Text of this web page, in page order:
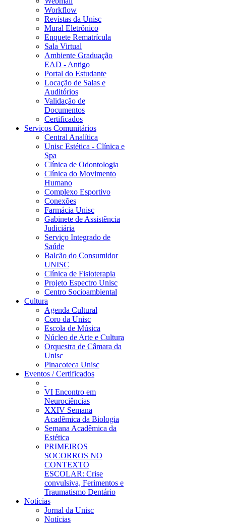
Workflow
Revistas da Unisc
Mural Eletrônico
Enquete Rematrícula
Sala Virtual
Ambiente Graduação
EAD - Antigo
Portal do Estudante
Locação de Salas e
Auditórios
Validação de
Documentos
Certificados
Serviços Comunitários
Central Analítica
Unisc Estética - Clínica e
Spa
Clínica de Odontologia
Clínica do Movimento
Humano
Complexo Esportivo
Conexões
Farmácia Unisc
Gabinete de Assistência
Judiciária
Serviço Integrado de
Saúde
Balcão do Consumidor
UNISC
Clínica de Fisioterapia
Projeto Espectro Unisc
Centro Socioambiental
Cultura
Agenda Cultural
Coro da Unisc
Escola de Música
Núcleo de Arte e Cultura
Orquestra de Câmara da
Unisc
Pinacoteca Unisc
Eventos / Certificados
VI Encontro em
Neurociências
XXIV Semana
Acadêmica da Biologia
Semana Acadêmica da
Estética
PRIMEIROS
SOCORROS NO
CONTEXTO
ESCOLAR: Crise
convulsiva, Ferimentos e
Traumatismo Dentário
Notícias
Jornal da Unisc
Notícias